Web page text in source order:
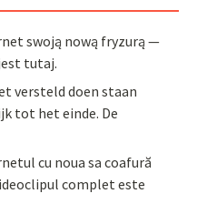
swoją nową fryzurą —
tutaj.
versteld doen staan
tot het einde. De
cu noua sa coafură
complet este